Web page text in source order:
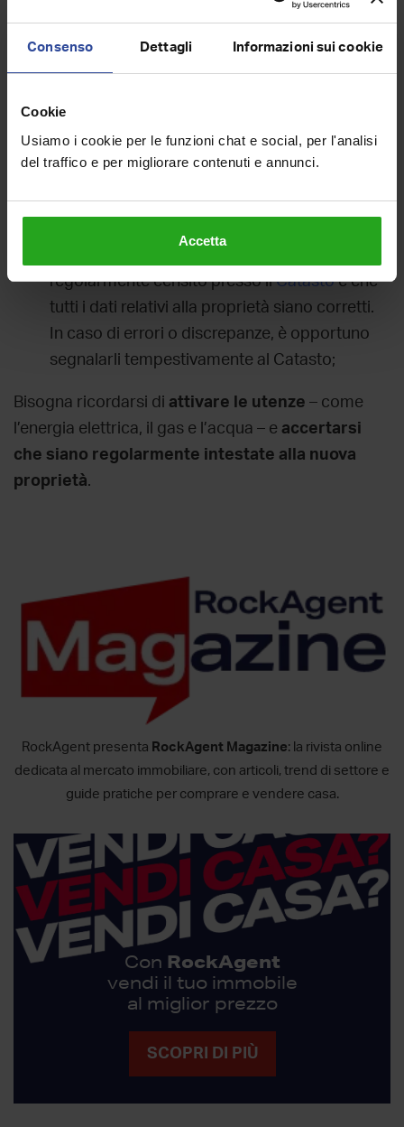
Consenso Dettagli Informazioni sui cookie
Cookie
Usiamo i cookie per le funzioni chat e social, per l'analisi
del traffico e per migliorare contenuti e annunci.
Accetta
preliminare di compravendita
e la ricevuta del pagamento. Questi
documenti possono essere utili in caso di
regolarmente censito presso ilCatastoe che
tutti i dati relativi alla proprietà siano corretti.
In caso di errori o discrepanze, è opportuno
segnalarli tempestivamente al Catasto;
Bisogna ricordarsi di attivare le utenze – come
l’energia elettrica, il gas e l’acqua – e accertarsi
che siano regolarmente intestate alla nuova
proprietà.
RockAgent presenta RockAgent Magazine: la rivista online
dedicata al mercato immobiliare, con articoli, trend di settore e
guide pratiche per comprare e vendere casa.
Con RockAgent
vendi il tuo immobile
al miglior prezzo
SCOPRI DI PIÙ